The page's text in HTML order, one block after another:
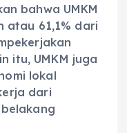
bahwa UMKM
atau 61,1% dari
itu, UMKM juga
lokal
dari